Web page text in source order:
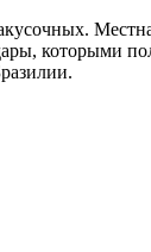
которыми